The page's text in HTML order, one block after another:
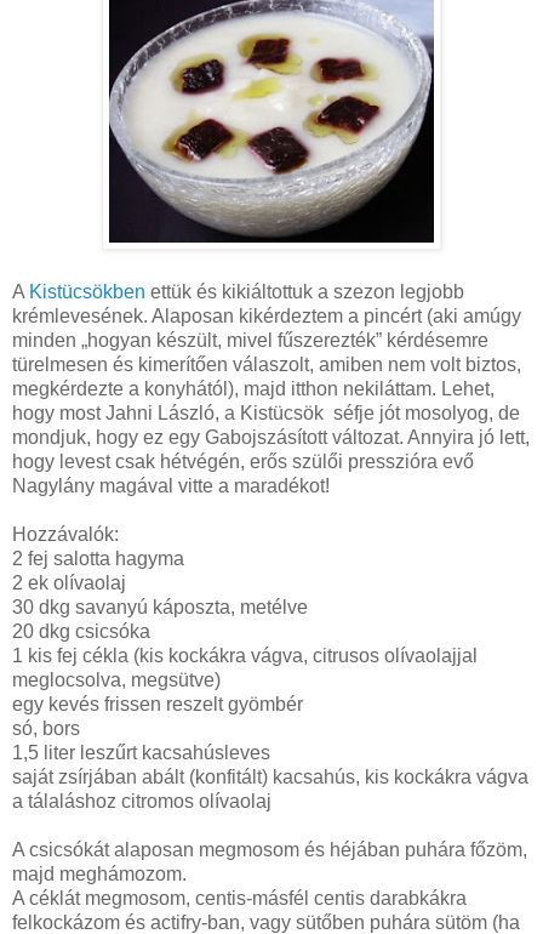
A Kistücsökben ettük és kikiáltottuk a szezon legjobb
krémlevesének. Alaposan kikérdeztem a pincért (aki amúgy
minden „hogyan készült, mivel fűszerezték” kérdésemre
türelmesen és kimerítően válaszolt, amiben nem volt biztos,
megkérdezte a konyhától), majd itthon nekiláttam. Lehet,
hogy most Jahni László, a Kistücsök séfje jót mosolyog, de
mondjuk, hogy ez egy Gabojszásított változat. Annyira jó lett,
hogy levest csak hétvégén, erős szülői presszióra evő
Nagylány magával vitte a maradékot!
Hozzávalók:
2 fej salotta hagyma
2 ek olívaolaj
30 dkg savanyú káposzta, metélve
20 dkg csicsóka
1 kis fej cékla (kis kockákra vágva, citrusos olívaolajjal
meglocsolva, megsütve)
egy kevés frissen reszelt gyömbér
só, bors
1,5 liter leszűrt kacsahúsleves
saját zsírjában abált (konfitált) kacsahús, kis kockákra vágva
a tálaláshoz citromos olívaolaj
A csicsókát alaposan megmosom és héjában puhára főzöm,
majd meghámozom.
A céklát megmosom, centis-másfél centis darabkákra
felkockázom és actifry-ban, vagy sütőben puhára sütöm (ha